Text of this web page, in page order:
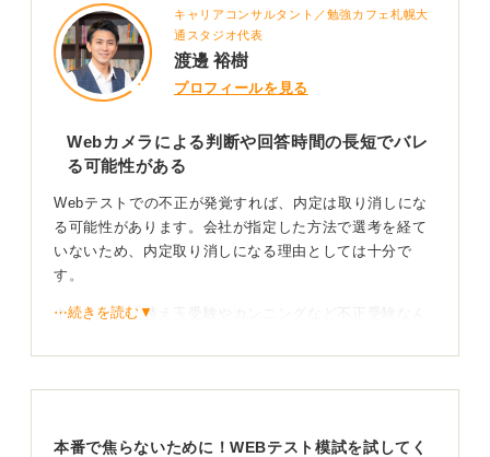
キャリアコンサルタント／勉強カフェ札幌大
通スタジオ代表
渡邊 裕樹
プロフィールを見る
Webカメラによる判断や回答時間の長短でバレ
る可能性がある
Webテストでの不正が発覚すれば、内定は取り消しにな
る可能性があります。会社が指定した方法で選考を経て
いないため、内定取り消しになる理由としては十分で
す。
ネット上で「替え玉受験やカンニングなど不正受験なん
ん。
オンラインの活用がいっそう発達しました。 そんな中で
⋯続きを読む▼
本番で焦らないために！WEBテスト模試を試してく